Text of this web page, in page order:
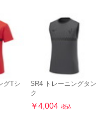
グTシ
SR4 トレーニングタン
ク
￥4,004 税込